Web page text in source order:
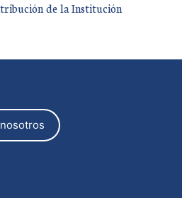
de la Institución